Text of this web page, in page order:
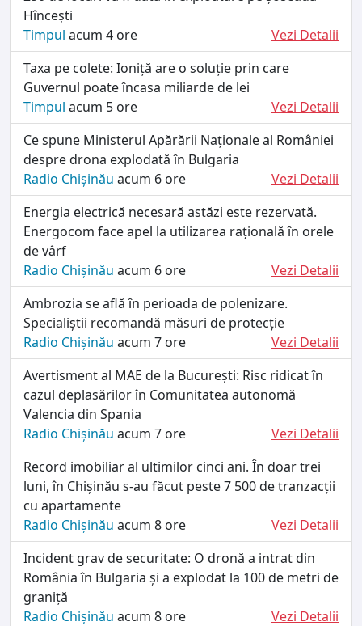
Hîncești
Timpul acum 4 ore
Vezi Detalii
Taxa pe colete: Ioniță are o soluție prin care
Guvernul poate încasa miliarde de lei
Timpul acum 5 ore
Vezi Detalii
Ce spune Ministerul Apărării Naționale al României
despre drona explodată în Bulgaria
Radio Chișinău acum 6 ore
Vezi Detalii
Energia electrică necesară astăzi este rezervată.
Energocom face apel la utilizarea rațională în orele
de vârf
Radio Chișinău acum 6 ore
Vezi Detalii
Ambrozia se află în perioada de polenizare.
Specialiștii recomandă măsuri de protecție
Radio Chișinău acum 7 ore
Vezi Detalii
Avertisment al MAE de la București: Risc ridicat în
cazul deplasărilor în Comunitatea autonomă
Valencia din Spania
Radio Chișinău acum 7 ore
Vezi Detalii
Record imobiliar al ultimilor cinci ani. În doar trei
luni, în Chișinău s-au făcut peste 7 500 de tranzacții
cu apartamente
Radio Chișinău acum 8 ore
Vezi Detalii
Incident grav de securitate: O dronă a intrat din
România în Bulgaria și a explodat la 100 de metri de
graniță
Radio Chișinău acum 8 ore
Vezi Detalii